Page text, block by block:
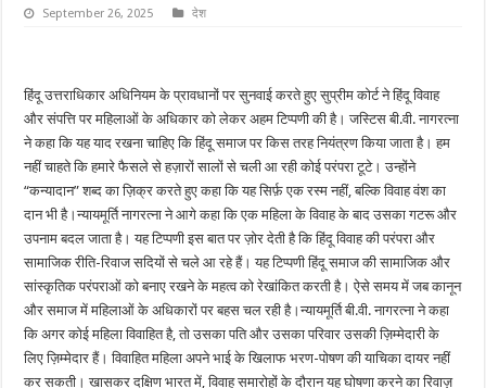
September 26, 2025 देश
हिंदू उत्तराधिकार अधिनियम के प्रावधानों पर सुनवाई करते हुए सुप्रीम कोर्ट ने हिंदू विवाह
और संपत्ति पर महिलाओं के अधिकार को लेकर अहम टिप्पणी की है। जस्टिस बी.वी. नागरत्ना
ने कहा कि यह याद रखना चाहिए कि हिंदू समाज पर किस तरह नियंत्रण किया जाता है। हम
नहीं चाहते कि हमारे फैसले से हज़ारों सालों से चली आ रही कोई परंपरा टूटे। उन्होंने
“कन्यादान” शब्द का ज़िक्र करते हुए कहा कि यह सिर्फ़ एक रस्म नहीं, बल्कि विवाह वंश का
दान भी है।न्यायमूर्ति नागरत्ना ने आगे कहा कि एक महिला के विवाह के बाद उसका गटरू और
उपनाम बदल जाता है। यह टिप्पणी इस बात पर ज़ोर देती है कि हिंदू विवाह की परंपरा और
सामाजिक रीति-रिवाज सदियों से चले आ रहे हैं। यह टिप्पणी हिंदू समाज की सामाजिक और
सांस्कृतिक परंपराओं को बनाए रखने के महत्व को रेखांकित करती है। ऐसे समय में जब कानून
और समाज में महिलाओं के अधिकारों पर बहस चल रही है।न्यायमूर्ति बी.वी. नागरत्ना ने कहा
कि अगर कोई महिला विवाहित है, तो उसका पति और उसका परिवार उसकी ज़िम्मेदारी के
लिए ज़िम्मेदार हैं। विवाहित महिला अपने भाई के खिलाफ भरण-पोषण की याचिका दायर नहीं
कर सकती। खासकर दक्षिण भारत में, विवाह समारोहों के दौरान यह घोषणा करने का रिवाज़